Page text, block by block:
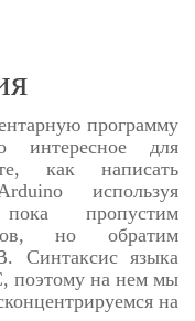
программу
интересное для
как написать
используя
пропустим
но обратим
Синтаксис языка
поэтому на нем мы
на